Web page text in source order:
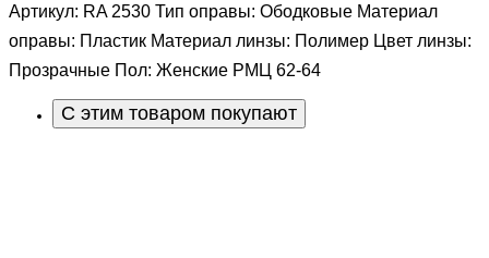
Артикул: RA 2530 Тип оправы: Ободковые Материал
оправы: Пластик Материал линзы: Полимер Цвет линзы:
Прозрачные Пол: Женские РМЦ 62-64
С этим товаром покупают